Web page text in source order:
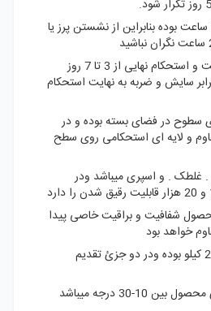
*گیرش اولیه محصول 2 ساعت بوده بنابراین از نشستن پرز یا
*استحکام اولیه 24 ساعت و استحکام نهایی از 3 تا 7 روز
سایش و ضربه به نهایت استحکام
سطوح در فضای بسته بوده و در
و لایه ای استحکامی روی سطح
غلطک . و اسپری میباشد ودر
شفافیت و براقیت خاصی پیدا
خواهد بود
* وزنهای محصول 1-4-20 کیلو بوده ودر دو جزئ تقدیم
30 درجه میباشد